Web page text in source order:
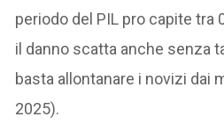
periodo del PIL pro capite tra
il danno scatta anche senza
basta allontanare i novizi dai
2025).